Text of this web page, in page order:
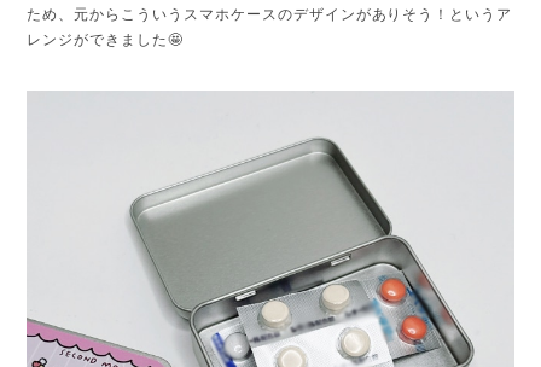
ため、元からこういうスマホケースのデザインがありそう！というア
レンジができました🤩